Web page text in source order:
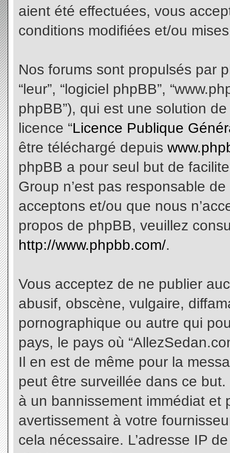
aient été effectuées, vous
conditions modifiées et/ou
Nos forums sont propulsés par
“leur”, “logiciel phpBB”,
phpBB”), qui est une solution
licence “Licence Publique
être téléchargé depuis
phpBB a pour seul but de
Group n’est pas responsable
acceptons et/ou que nous
propos de phpBB, veuillez
http://www.phpbb.com/.
Vous acceptez de ne publier
abusif, obscène, vulgaire,
pornographique ou autre qui
pays, le pays où
Il en est de même pour la
peut être surveillée dans ce
à un bannissement immédiat et
avertissement à votre
cela nécessaire. L’adresse IP